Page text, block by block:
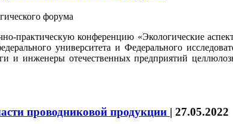
практическую конференцию «Экологические
университета и Федерального
и инженеры отечественных предприятий
проводниковой продукции | 27.05.2022